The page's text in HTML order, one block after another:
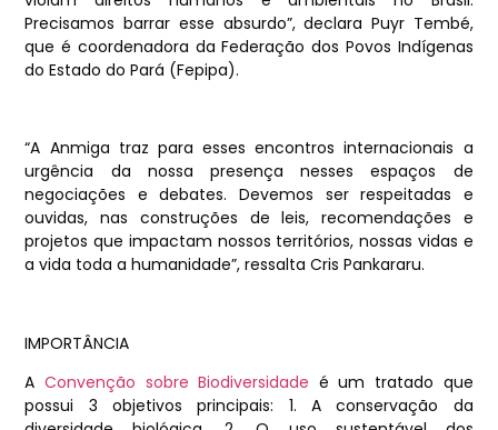
Precisamos barrar esse absurdo”, declara Puyr Tembé,
que é coordenadora da Federação dos Povos Indígenas
do Estado do Pará (Fepipa).
“A Anmiga traz para esses encontros internacionais a
urgência da nossa presença nesses espaços de
negociações e debates. Devemos ser respeitadas e
ouvidas, nas construções de leis, recomendações e
projetos que impactam nossos territórios, nossas vidas e
a vida toda a humanidade”, ressalta Cris Pankararu.
IMPORTÂNCIA
A Convenção sobre Biodiversidade é um tratado que
possui 3 objetivos principais: 1. A conservação da